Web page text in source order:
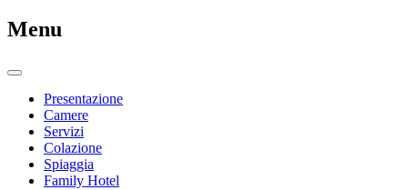
Menu
Presentazione
Camere
Servizi
Colazione
Spiaggia
Family Hotel